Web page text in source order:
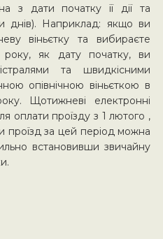
з дати початку її дії та
днів). Наприклад: якщо ви
віньєтку та вибираєте
року, як дату початку, ви
та швидкісними
опівнічною віньєткою в
Щотижневі електронні
оплати проїзду з 1 лютого ,
проїзд за цей період можна
встановивши звичайну